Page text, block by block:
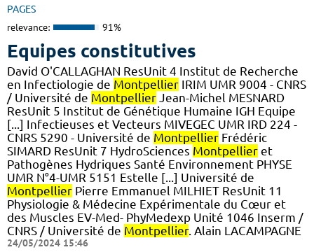
PAGES
relevance: 91%
Equipes constitutives
David O'CALLAGHAN ResUnit 4 Institut de Recherche
en Infectiologie de Montpellier IRIM UMR 9004 - CNRS
/ Université de Montpellier Jean-Michel MESNARD
ResUnit 5 Institut de Génétique Humaine IGH Equipe
[...] Infectieuses et Vecteurs MIVEGEC UMR IRD 224 -
CNRS 5290 - Université de Montpellier Frédéric
SIMARD ResUnit 7 HydroSciences Montpellier et
Pathogènes Hydriques Santé Environnement PHYSE
UMR N°4-UMR 5151 Estelle [...] Université de
Montpellier Pierre Emmanuel MILHIET ResUnit 11
Physiologie & Médecine Expérimentale du Cœur et
des Muscles EV-Med- PhyMedexp Unité 1046 Inserm /
CNRS / Université de Montpellier. Alain LACAMPAGNE
24/05/2024 15:46